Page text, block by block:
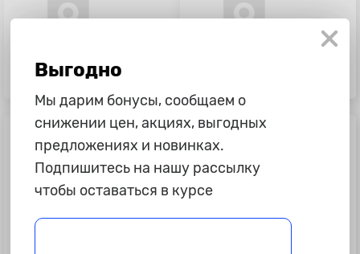
2 625 ₽
Выгодно
Мы дарим бонусы, сообщаем о
снижении цен, акциях, выгодных
предложениях и новинках.
Подпишитесь на нашу рассылку
чтобы оставаться в курсе